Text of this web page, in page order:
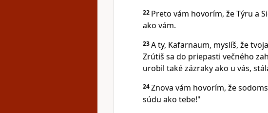
22 Preto vám hovorím, že Týru a
ako vám.
23A ty, Kafarnaum, myslíš, že
Zrútiš sa do priepasti večného
urobil také zázraky ako u vás,
24Znova vám hovorím, že
súdu ako tebe!"